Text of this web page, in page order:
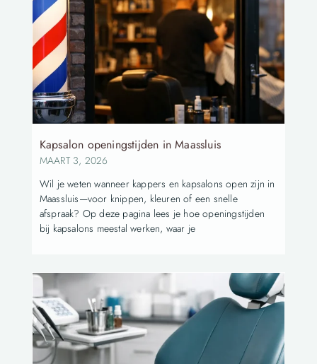
Kapsalon openingstijden in Maassluis
MAART 3, 2026
Wil je weten wanneer kappers en kapsalons open zijn in
Maassluis—voor knippen, kleuren of een snelle
afspraak? Op deze pagina lees je hoe openingstijden
bij kapsalons meestal werken, waar je